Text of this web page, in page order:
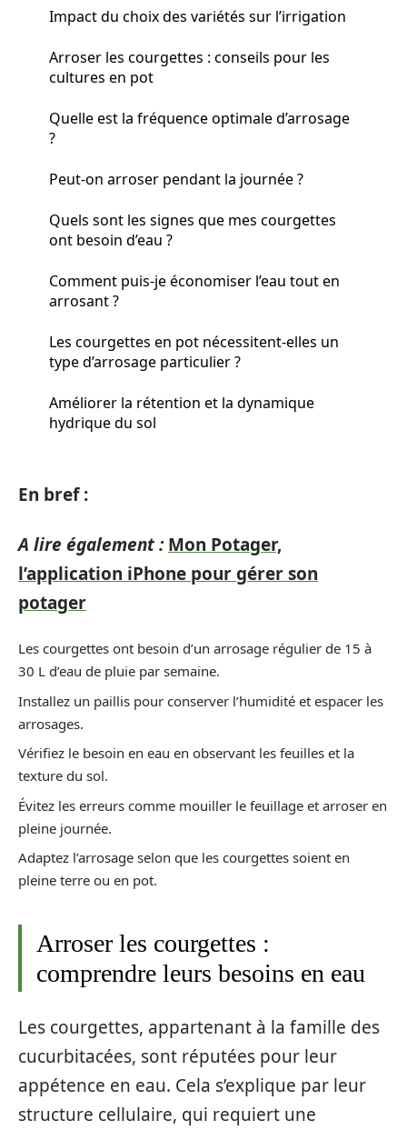
Impact du choix des variétés sur l’irrigation
Arroser les courgettes : conseils pour les
cultures en pot
Quelle est la fréquence optimale d’arrosage
?
Peut-on arroser pendant la journée ?
Quels sont les signes que mes courgettes
ont besoin d’eau ?
Comment puis-je économiser l’eau tout en
arrosant ?
Les courgettes en pot nécessitent-elles un
type d’arrosage particulier ?
Améliorer la rétention et la dynamique
hydrique du sol
En bref :
A lire également : Mon Potager,
l’application iPhone pour gérer son
potager
Les courgettes ont besoin d’un arrosage régulier de 15 à
30 L d’eau de pluie par semaine.
Installez un paillis pour conserver l’humidité et espacer les
arrosages.
Vérifiez le besoin en eau en observant les feuilles et la
texture du sol.
Évitez les erreurs comme mouiller le feuillage et arroser en
pleine journée.
Adaptez l’arrosage selon que les courgettes soient en
pleine terre ou en pot.
Arroser les courgettes :
comprendre leurs besoins en eau
Les courgettes, appartenant à la famille des
cucurbitacées, sont réputées pour leur
appétence en eau. Cela s’explique par leur
structure cellulaire, qui requiert une